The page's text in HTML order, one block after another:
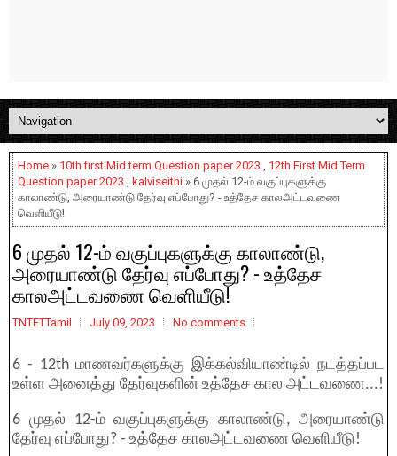
Home » 10th first Mid term Question paper 2023 , 12th First Mid Term
Question paper 2023 , kalviseithi » 6 முதல் 12-ம் வகுப்புகளுக்கு
காலாண்டு, அரையாண்டு தேர்வு எப்போது? - உத்தேச காலஅட்டவணை
வெளியீடு!
6 முதல் 12-ம் வகுப்புகளுக்கு காலாண்டு,
அரையாண்டு தேர்வு எப்போது? - உத்தேச
காலஅட்டவணை வெளியீடு!
TNTETTamil July 09, 2023 No comments
6 - 12th மாணவர்களுக்கு இக்கல்வியாண்டில் நடத்தப்பட
உள்ள அனைத்து தேர்வுகளின் உத்தேச கால அட்டவணை...!
6 முதல் 12-ம் வகுப்புகளுக்கு காலாண்டு, அரையாண்டு
தேர்வு எப்போது? - உத்தேச காலஅட்டவணை வெளியீடு!